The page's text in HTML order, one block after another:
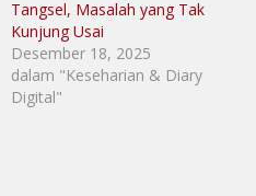
Tangsel, Masalah yang Tak
Kunjung Usai
Desember 18, 2025
dalam "Keseharian & Diary
Digital"